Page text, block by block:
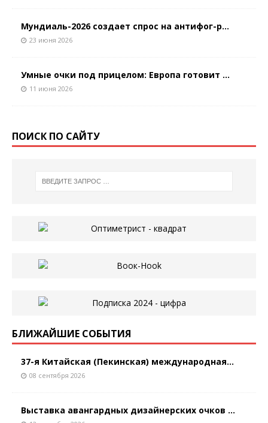
Мундиаль-2026 создает спрос на антифог-р...
23 июня 2026
Умные очки под прицелом: Европа готовит ...
11 июня 2026
ПОИСК ПО САЙТУ
БЛИЖАЙШИЕ СОБЫТИЯ
37-я Китайская (Пекинская) международная...
08 сентября 2026
Выставка авангардных дизайнерских очков ...